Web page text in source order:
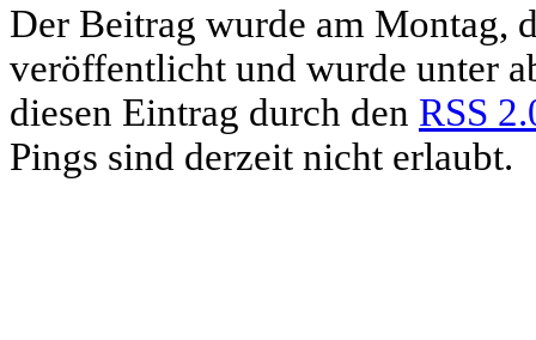
Der Beitrag wurde am Montag,
veröffentlicht und wurde unter
diesen Eintrag durch den RSS
Pings sind derzeit nicht erlaubt.